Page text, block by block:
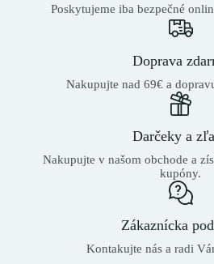
Poskytujeme iba bezpečné
Doprava
Nakupujte nad 69€ a
Darčeky a
Nakupujte v našom obchode a
kupóny.
Zákaznícka
Kontakujte nás a radi